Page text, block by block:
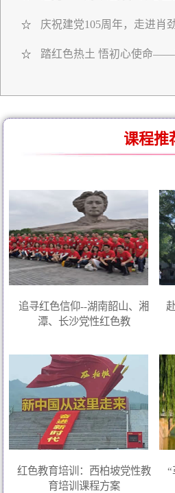
☆ 庆祝建党105周年，走进肖
☆ 踏红色热土 悟初心使命——
课程推
追寻红色信仰--湖南韶山、湘
潭、长沙党性红色教
红色教育培训：西柏坡党性教
育培训课程方案
“